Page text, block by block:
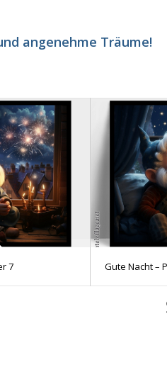
angenehme Träume!
7 Gute Nacht –